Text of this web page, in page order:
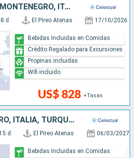
GRECIA, CROACIA, MONTENEGRO, ITALIA
8 d El Pireo Atenas 17/10/2026
US$ 828 +Tasas
Bebidas Incluidas en Comidas
Crédito Regalado para Excursiones
Propinas incluidas
Wifi incluido
CROACIA, MONTENEGRO, ITALIA, TURQUÍA, GRECIA
15 d El Pireo Atenas 06/03/2027
Bebidas Incluidas en Comidas